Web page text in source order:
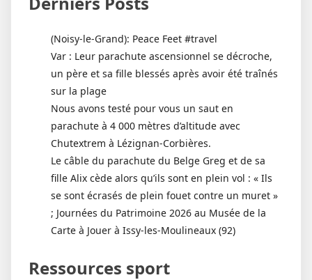
(Noisy-le-Grand): Peace Feet #travel
Var : Leur parachute ascensionnel se décroche,
un père et sa fille blessés après avoir été traînés
sur la plage
Nous avons testé pour vous un saut en
parachute à 4 000 mètres d’altitude avec
Chutextrem à Lézignan-Corbières.
Le câble du parachute du Belge Greg et de sa
fille Alix cède alors qu’ils sont en plein vol : « Ils
se sont écrasés de plein fouet contre un muret »
; Journées du Patrimoine 2026 au Musée de la
Carte à Jouer à Issy-les-Moulineaux (92)
Ressources sport